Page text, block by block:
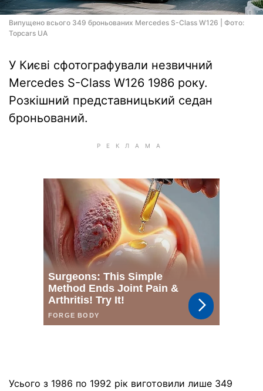
Випущено всього 349 броньованих Mercedes S-Class W126 | Фото:
Topcars UA
У Києві сфотографували незвичний
Mercedes S-Class W126 1986 року.
Розкішний представницький седан
броньований.
Усього з 1986 по 1992 рік виготовили лише 349